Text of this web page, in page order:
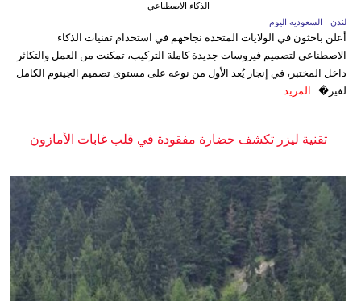
الذكاء الاصطناعي
لندن - السعوديه اليوم
أعلن باحثون في الولايات المتحدة نجاحهم في استخدام تقنيات الذكاء
الاصطناعي لتصميم فيروسات جديدة كاملة التركيب، تمكنت من العمل والتكاثر
داخل المختبر، في إنجاز يُعد الأول من نوعه على مستوى تصميم الجينوم الكامل
لفير�... المزيد
تقنية ليزر تكشف حضارة مفقودة في قلب غابات الأمازون